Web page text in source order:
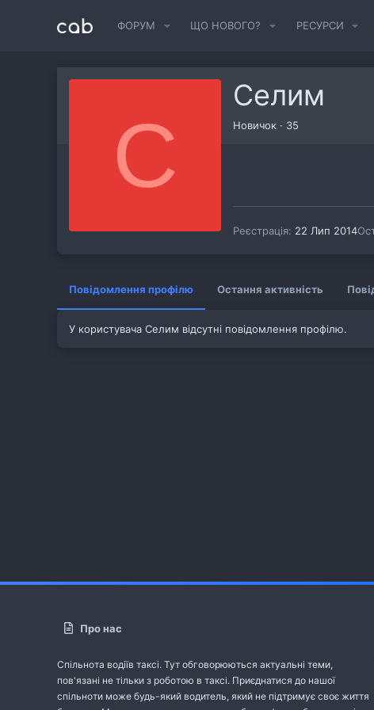
ФОРУМ ЩО НОВОГО? РЕСУРСИ
С
Селим
Новичок · 35
Реєстрація 22 Лип 2014
Повідомлення профілю Остання активність
У користувача Селим відсутні повідомлення профілю.
Про нас
Спільнота водіїв таксі. Тут обговорюються актуальні теми,
пов'язані не тільки з роботою в таксі. Приєднатися до нашої
спільноти може будь-який водитель, який не підтримує своє життя